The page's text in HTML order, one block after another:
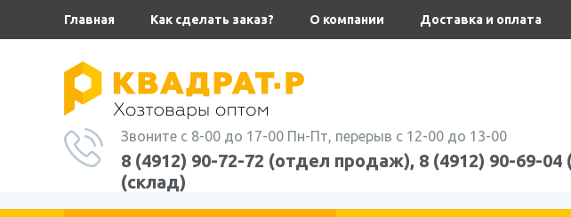
Главная Как сделать заказ? О компании Доставка и оплата
Звоните с 8-00 до 17-00 Пн-Пт, перерыв с 12-00 до 13-00
8 (4912) 90-72-72 (отдел продаж), 8 (4912) 90-69-
(склад)